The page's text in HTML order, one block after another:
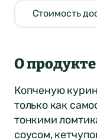
Стоимость
О продукте
Копченую
только как
тонкими
соусом,